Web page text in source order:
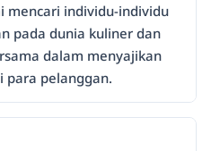
mencari individu-individu
pada dunia kuliner dan
dalam menyajikan
para pelanggan.